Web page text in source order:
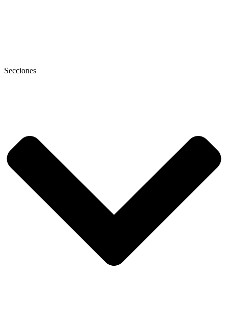
Secciones